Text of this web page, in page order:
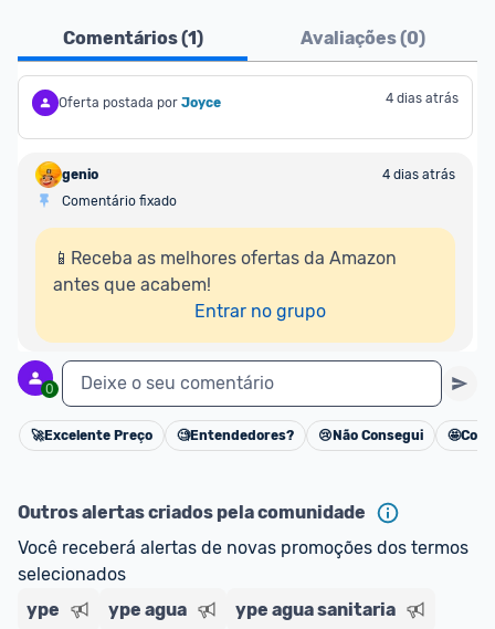
Comentários (1) Avaliações (0)
Oferta postada por Joyce 4 dias atrás
genio
4 dias atrás
Comentário fixado
📱Receba as melhores ofertas da Amazon
antes que acabem!
Entrar no grupo
0 Deixe o seu comentário
Cancelar
🚀Excelente Preço 🧐Entendedores? 😢 Não Consegui 🤩
Outros alertas criados pela comunidade
Você receberá alertas de novas promoções dos termos
selecionados
ype
ype agua ype agua sanitaria